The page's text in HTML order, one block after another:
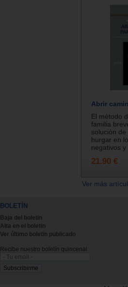
Abrir
El método
familia
solución
hurgar en
negativos y
21.90 €
Ver más
BOLETÍN
Baja del boletin
Alta en el boletin
Ver último boletin publicado
Recibe nuestro boletín quincenal.